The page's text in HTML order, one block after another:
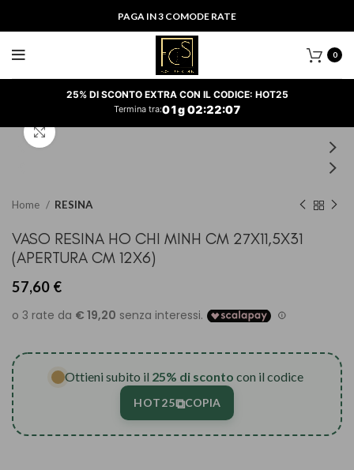
PAGA IN 3 COMODE RATE
0
25% DI SCONTO EXTRA CON IL CODICE: HOT25
Termina tra:01g02:22:07
Home RESINA
VASO RESINA HO CHI MINH CM 27X11,5X31
(APERTURA CM 12X6)
57,60 €
Ottieni subito il 25% di sconto con il codice
HOT25⧉COPIA